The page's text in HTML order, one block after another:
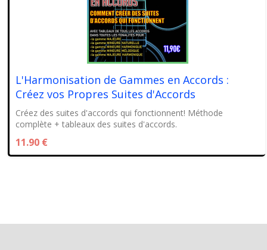
L'Harmonisation de Gammes en Accords :
Créez vos Propres Suites d'Accords
Créez des suites d'accords qui fonctionnent! Méthode
complète + tableaux des suites d'accords.
11.90 €